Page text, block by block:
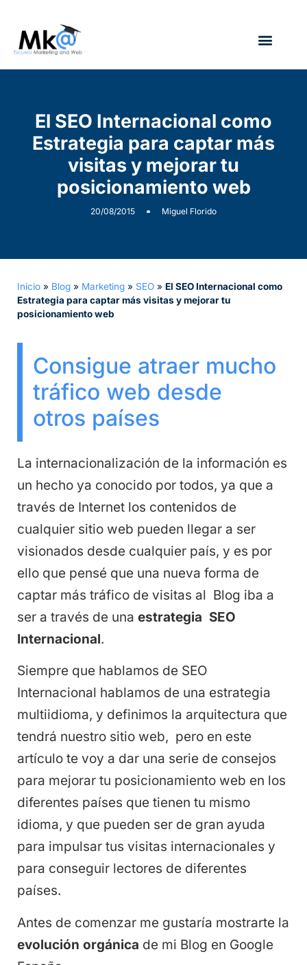
El SEO Internacional como
Estrategia para captar más
visitas y mejorar tu
posicionamiento web
20/08/2015 Miguel Florido
Inicio » Blog » Marketing » SEO » El SEO Internacional como
Estrategia para captar más visitas y mejorar tu
posicionamiento web
Consigue atraer mucho
tráfico web desde
otros países
La internacionalización de la información es
un hecho ya conocido por todos, ya que a
través de Internet los contenidos de
cualquier sitio web pueden llegar a ser
visionados desde cualquier país, y es por
ello que pensé que una nueva forma de
captar más tráfico de visitas al Blog iba a
ser a través de una estrategia SEO
Internacional.
Siempre que hablamos de SEO
Internacional hablamos de una estrategia
multiidioma, y definimos la arquitectura que
tendrá nuestro sitio web, pero en este
artículo te voy a dar una serie de consejos
para mejorar tu posicionamiento web en los
diferentes países que tienen tu mismo
idioma, y que pueden ser de gran ayuda
para impulsar tus visitas internacionales y
para conseguir lectores de diferentes
países.
Antes de comenzar me gustaría mostrarte la
evolución orgánica de mi Blog en Google